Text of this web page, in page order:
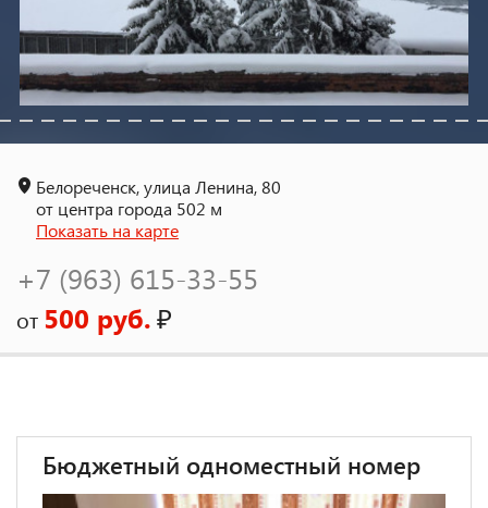
Белореченск, улица Ленина, 80
от центра города 502 м
Показать на карте
+7 (963) 615-33-55
от 500 руб.₽
Бюджетный одноместный номер